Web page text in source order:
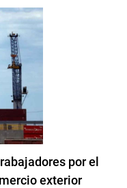
por el
exterior